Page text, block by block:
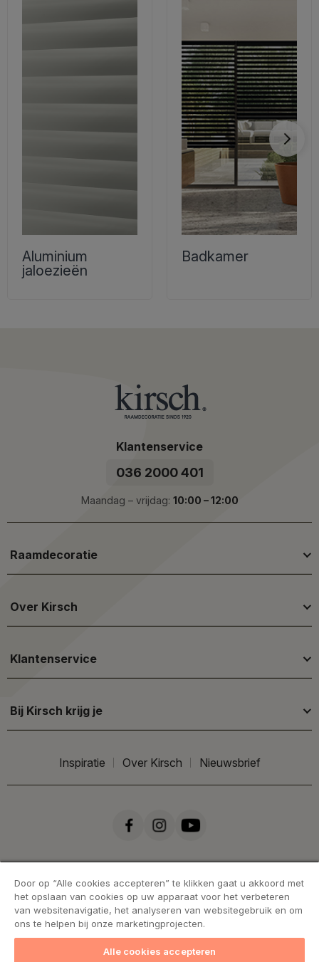
Aluminium
jaloezieën
Badkamer
Klantenservice
036 2000 401
Maandag – vrijdag: 10:00 – 12:00
Raamdecoratie
Over Kirsch
Klantenservice
Bij Kirsch krijg je
Inspiratie Over Kirsch Nieuwsbrief
Door op “Alle cookies accepteren” te klikken gaat u akkoord met
het opslaan van cookies op uw apparaat voor het verbeteren
van websitenavigatie, het analyseren van websitegebruik en om
ons te helpen bij onze marketingprojecten.
Alle cookies accepteren